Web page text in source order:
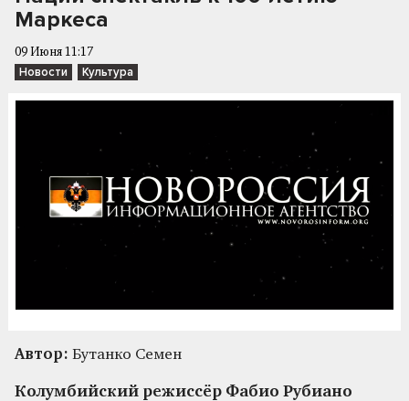
Маркеса
09 Июня 11:17
Новости Культура
Автор: Бутанко Семен
Колумбийский режиссёр Фабио Рубиано